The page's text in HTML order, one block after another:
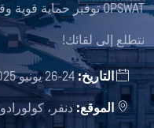
OPSWAT توفير حماية قوية وقابلة للتوسع لمؤسستك.
نتطلع إلى لقائك!
التاريخ:24-26 يونيو 2025
الموقع:دنفر، كولورادو